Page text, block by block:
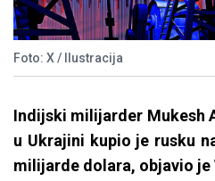
Foto: X / Ilustracija
Indijski milijarder Mukesh
u Ukrajini kupio je rusku
milijarde dolara, objavio je